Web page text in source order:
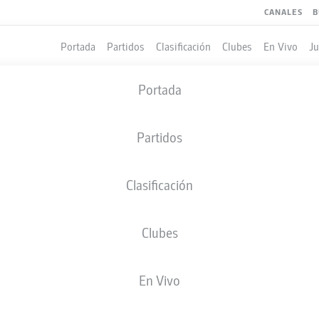
CANALES
Portada Partidos Clasificación Clubes En Vivo
Portada
Partidos
Clasificación
Clubes
En Vivo